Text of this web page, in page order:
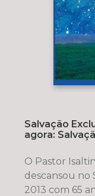
Salvação
agora:
O Pastor
descansou no Senhor no dia 1°de outubro de
2013 com 65 anos